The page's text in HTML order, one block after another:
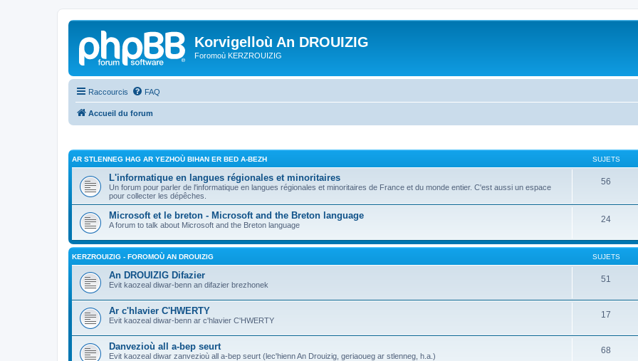
Korvigelloù An DROUIZIG
Foromoù KERZROUIZIG
Raccourcis FAQ
Accueil du forum
AR STLENNEG HAG AR YEZHOÙ BIHAN ER BED A-BEZH SUJETS
L'informatique en langues régionales et minoritaires
Un forum pour parler de l'informatique en langues régionales et minoritaires de France et du monde entier. C'est aussi un espace
pour collecter les dépêches.
56
Microsoft et le breton - Microsoft and the Breton language
A forum to talk about Microsoft and the Breton language
24
KERZROUIZIG - FOROMOÙ AN DROUIZIG SUJETS
An DROUIZIG Difazier
Evit kaozeal diwar-benn an difazier brezhonek
51
Ar c'hlavier C'HWERTY
Evit kaozeal diwar-benn ar c'hlavier C'HWERTY
17
Danvezioù all a-bep seurt
Evit kaozeal diwar zanvezioù all a-bep seurt (lec'hienn An Drouizig, geriaoueg ar stlenneg, h.a.)
68